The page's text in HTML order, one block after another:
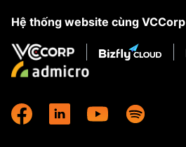
Hệ thống website cùng VCCorp